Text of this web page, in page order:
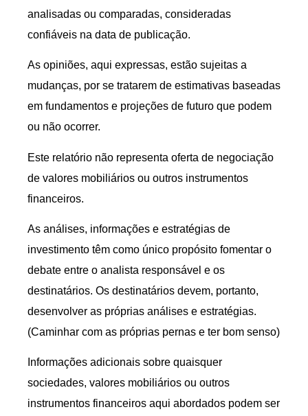
analisadas ou comparadas, consideradas
confiáveis na data de publicação.
As opiniões, aqui expressas, estão sujeitas a
mudanças, por se tratarem de estimativas baseadas
em fundamentos e projeções de futuro que podem
ou não ocorrer.
Este relatório não representa oferta de negociação
de valores mobiliários ou outros instrumentos
financeiros.
As análises, informações e estratégias de
investimento têm como único propósito fomentar o
debate entre o analista responsável e os
destinatários. Os destinatários devem, portanto,
desenvolver as próprias análises e estratégias.
(Caminhar com as próprias pernas e ter bom senso)
Informações adicionais sobre quaisquer
sociedades, valores mobiliários ou outros
instrumentos financeiros aqui abordados podem ser